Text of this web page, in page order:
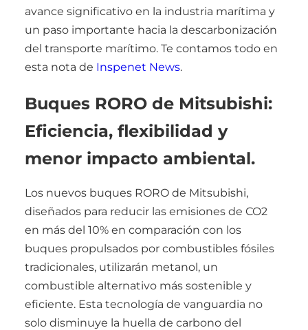
avance significativo en la industria marítima y
un paso importante hacia la descarbonización
del transporte marítimo. Te contamos todo en
esta nota de Inspenet News.
Buques RORO de Mitsubishi:
Eficiencia, flexibilidad y
menor impacto ambiental.
Los nuevos buques RORO de Mitsubishi,
diseñados para reducir las emisiones de CO2
en más del 10% en comparación con los
buques propulsados ​​por combustibles fósiles
tradicionales, utilizarán metanol, un
combustible alternativo más sostenible y
eficiente. Esta tecnología de vanguardia no
solo disminuye la huella de carbono del